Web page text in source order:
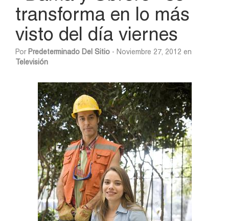
transforma en lo más
visto del día viernes
Por Predeterminado Del Sitio - Noviembre 27, 2012 en
Televisión